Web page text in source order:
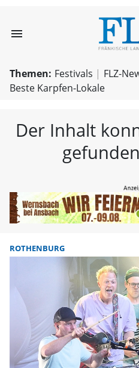
menu
Themen: Festivals
FLZ-
Beste Karpfen-Lokale
Der Inhalt
ROTHENBURG